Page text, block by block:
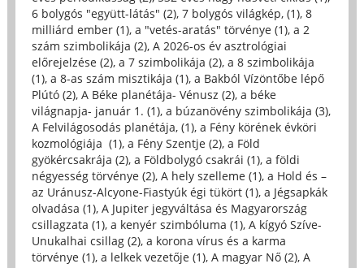
6 bolygós "együtt-látás" (2), 7 bolygós világkép, (1), 8
milliárd ember (1), a "vetés-aratás" törvénye (1), a 2
szám szimbolikája (2), A 2026-os év asztrológiai
előrejelzése (2), a 7 szimbolikája (2), a 8 szimbolikája
(1), a 8-as szám misztikája (1), a Bakból Vízöntőbe lépő
Plútó (2), A Béke planétája- Vénusz (2), a béke
világnapja- január 1. (1), a búzanövény szimbolikája (3),
A Felvilágosodás planétája, (1), a Fény körének évköri
kozmológiája (1), a Fény Szentje (2), a Föld
gyökércsakrája (2), a Földbolygó csakrái (1), a földi
négyesség törvénye (2), A hely szelleme (1), a Hold és –
az Uránusz-Alcyone-Fiastyúk égi tükört (1), a Jégsapkák
olvadása (1), A Jupiter jegyváltása és Magyarország
csillagzata (1), a kenyér szimbóluma (1), A kígyó Szíve-
Unukalhai csillag (2), a korona vírus és a karma
törvénye (1), a lelkek vezetője (1), A magyar Nő (2), A